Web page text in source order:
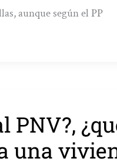
aunque según el PP
PNV?,
una